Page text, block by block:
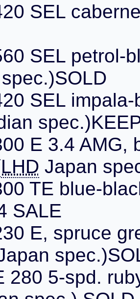
20 SEL cabern
60 SEL petrol-b
spec.)SOLD
20 SEL impala-
ian spec.)KEE
00 E 3.4 AMG,
LHD Japan spe
00 TE blue-blac
SALE
30 E, spruce gr
apan spec.)SO
280 5-spd. rub